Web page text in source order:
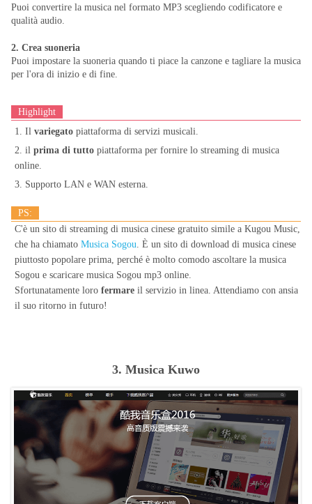
Puoi convertire la musica nel formato MP3 scegliendo codificatore e
qualità audio.
2. Crea suoneria
Puoi impostare la suoneria quando ti piace la canzone e tagliare la musica
per l'ora di inizio e di fine.
Highlight
1. Il variegato piattaforma di servizi musicali.
2. il prima di tutto piattaforma per fornire lo streaming di musica
online.
3. Supporto LAN e WAN esterna.
PS:
C'è un sito di streaming di musica cinese gratuito simile a Kugou Music,
che ha chiamato Musica Sogou . È un sito di download di musica cinese
piuttosto popolare prima, perché è molto comodo ascoltare la musica
Sogou e scaricare musica Sogou mp3 online.
Sfortunatamente loro fermare il servizio in linea. Attendiamo con ansia
il suo ritorno in futuro!
3. Musica Kuwo